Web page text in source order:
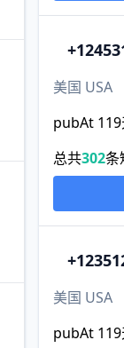
+1
美国 USA
pubAt
总共302条
+1
美国 USA
pubAt